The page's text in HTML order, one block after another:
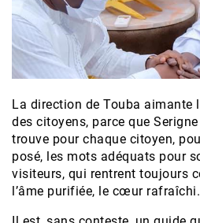
La direction de Touba
des citoyens, parce que
trouve pour chaque citoyen,
posé, les mots adéquats pour
visiteurs, qui rentrent toujours
l’âme purifiée, le cœur rafraîchi.